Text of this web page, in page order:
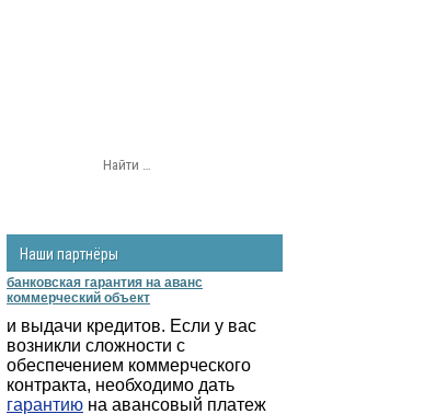
Наши партнёры
банковская гарантия на аванс
коммерческий объект
и выдачи кредитов. Если у вас
возникли сложности с
обеспечением коммерческого
контракта, необходимо дать
гарантию на авансовый платеж